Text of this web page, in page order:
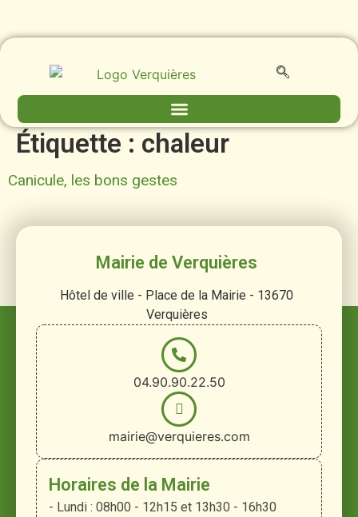
Étiquette : chaleur
Canicule, les bons gestes
Mairie de Verquières
Hôtel de ville - Place de la Mairie - 13670
Verquières
04.90.90.22.50
mairie@verquieres.com
Horaires de la Mairie
- Lundi : 08h00 - 12h15 et 13h30 - 16h30